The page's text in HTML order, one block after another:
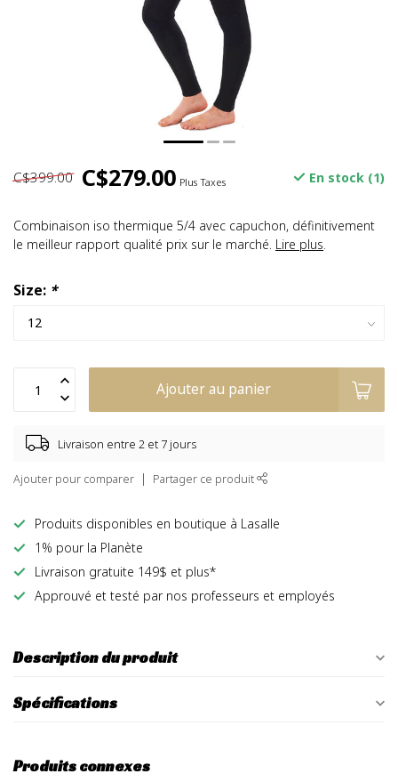
C$399.00 C$279.00 Plus Taxes En stock (1)
Combinaison iso thermique 5/4 avec capuchon, définitivement
le meilleur rapport qualité prix sur le marché. Lire plus.
Size: *
Ajouter au panier
Livraison entre 2 et 7 jours
Ajouter pour comparer Partager ce produit
Produits disponibles en boutique à Lasalle
1% pour la Planète
Livraison gratuite 149$ et plus*
Approuvé et testé par nos professeurs et employés
Description du produit
Spécifications
Produits connexes